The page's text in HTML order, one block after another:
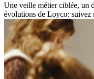
Une veille métier ciblée, un
évolutions de Loyco: suivez